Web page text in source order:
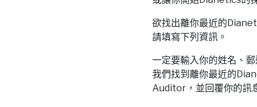
欲找出離你最近的
請填寫下列資訊。
一定要輸入你的姓名、
我們找到離你最近的
Auditor，並回覆你的訊